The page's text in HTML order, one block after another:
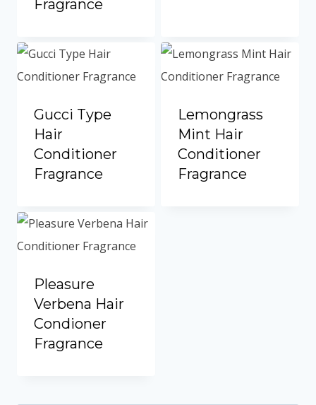
Fragrance
Gucci Type
Hair
Conditioner
Fragrance
Lemongrass
Mint Hair
Conditioner
Fragrance
Pleasure
Verbena Hair
Condioner
Fragrance